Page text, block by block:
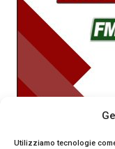
Utilizziamo tecnologie